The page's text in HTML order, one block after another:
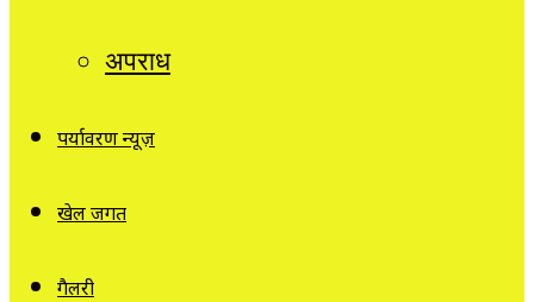
अपराध
पर्यावरण न्यूज़
खेल जगत
गैलरी